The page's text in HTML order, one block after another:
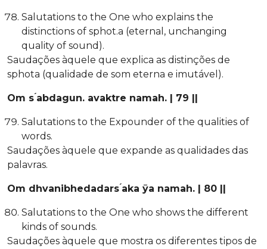
Salutations to the One who explains the
distinctions of sphot.a (eternal, unchanging
quality of sound).
Saudações àquele que explica as distinções de
sphota (qualidade de som eterna e imutável).
Om s ́abdagun. avaktre namah. | 79 ||
Salutations to the Expounder of the qualities of
words.
Saudações àquele que expande as qualidades das
palavras.
Om dhvanibhedadars ́aka ̄ya namah. | 80 ||
Salutations to the One who shows the different
kinds of sounds.
Saudações àquele que mostra os diferentes tipos de